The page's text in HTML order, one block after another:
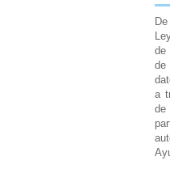
de
de
a
de